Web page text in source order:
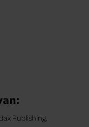
Publishing.